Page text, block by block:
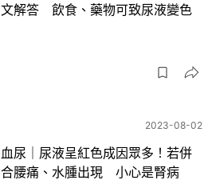
文解答 飲食、藥物可致尿液變色
2023-08-02
血尿｜尿液呈紅色成因眾多！若併
合腰痛、水腫出現 小心是腎病